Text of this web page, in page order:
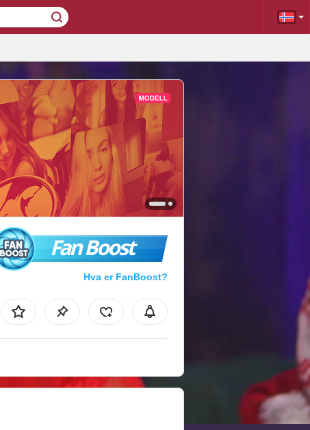
Fan Boost
Hva er FanBoost?